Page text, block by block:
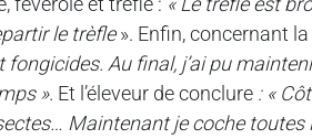
le trèfle». Enfin, concernant
Au final, j’ai pu
». Et l’éleveur de conclure : «
Maintenant je coche toutes